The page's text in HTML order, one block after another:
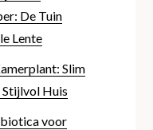
De Tuin
Lente
Slim
Stijlvol Huis
voor